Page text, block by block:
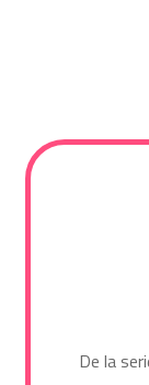
De la